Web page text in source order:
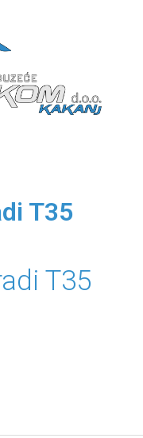
T35
T35